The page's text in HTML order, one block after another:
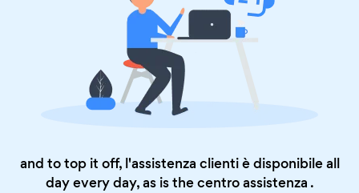
and to top it off, l'assistenza clienti è disponibile all
day every day, as is thecentro assistenza .